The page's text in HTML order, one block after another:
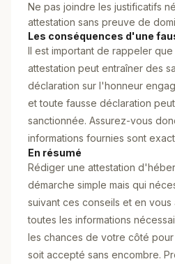
Ne pas joindre les justificatifs
attestation sans preuve de
Les conséquences d'une
Il est important de rappeler
attestation peut entraîner des
déclaration sur l'honneur
et toute fausse déclaration
sanctionnée. Assurez-vous
informations fournies sont
En résumé
Rédiger une attestation
démarche simple mais qui
suivant ces conseils et en
toutes les informations
les chances de votre côté
soit accepté sans encombre.